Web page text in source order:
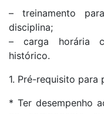
– treinamento
disciplina;
– carga horária
histórico.
1. Pré-requisito para
* Ter desempenho